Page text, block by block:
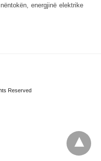
energjinë elektrike
Reserved